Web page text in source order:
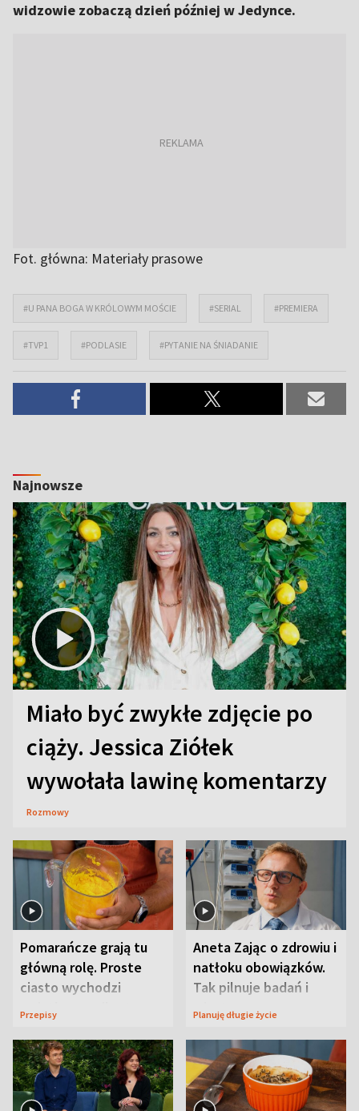
widzowie zobaczą dzień później w Jedynce.
Fot. główna: Materiały prasowe
#U PANA BOGA W KRÓLOWYM MOŚCIE #SERIAL #PREMIERA
#TVP1 #PODLASIE #PYTANIE NA ŚNIADANIE
Najnowsze
Miało być zwykłe zdjęcie po
ciąży. Jessica Ziółek
wywołała lawinę komentarzy
Rozmowy
Pomarańcze grają tu
główną rolę. Proste
ciasto wychodzi
wyjątkowo wilgotne
Przepisy
Aneta Zając o zdrowiu i
natłoku obowiązków.
Tak pilnuje badań i
wizyt
Planuję długie życie